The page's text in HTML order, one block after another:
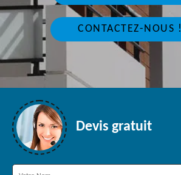
CONTACTEZ-NOUS !
Devis gratuit